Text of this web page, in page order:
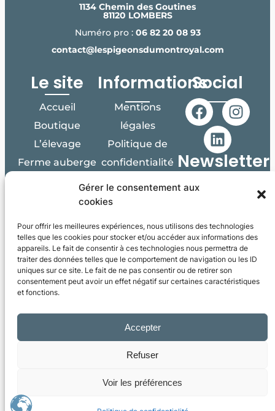
Gérer le consentement aux
cookies
Pour offrir les meilleures expériences, nous utilisons des technologies
telles que les cookies pour stocker et/ou accéder aux informations des
appareils. Le fait de consentir à ces technologies nous permettra de
traiter des données telles que le comportement de navigation ou les ID
uniques sur ce site. Le fait de ne pas consentir ou de retirer son
consentement peut avoir un effet négatif sur certaines caractéristiques
et fonctions.
Accepter
Refuser
Voir les préférences
1134 Chemin des Goutines
81120 LOMBERS
Numéro pro : 06 82 20 08 93
contact@lespigeonsdumontroyal.com
Le site
Accueil
Boutique
L’élevage
Ferme auberge
Blog
Informations
Mentions
légales
Politique de
confidentialité
Social
Newsletter
Développé et propulsé par